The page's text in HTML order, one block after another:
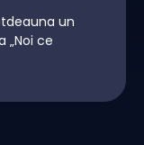
un
„Noi ce